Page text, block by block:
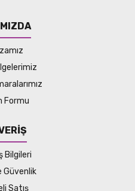
Formu
Bilgileri
Güvenlik
Satış